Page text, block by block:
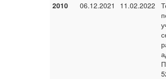
2010 06.12.2021 11.02.2022